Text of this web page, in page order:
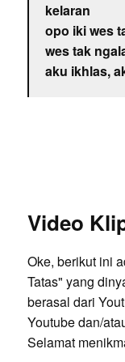
kelaran
opo iki wes
wes tak
aku ikhlas,
Video
Oke, berikut ini
Tatas" yang
berasal dari
Youtube dan/
Selamat